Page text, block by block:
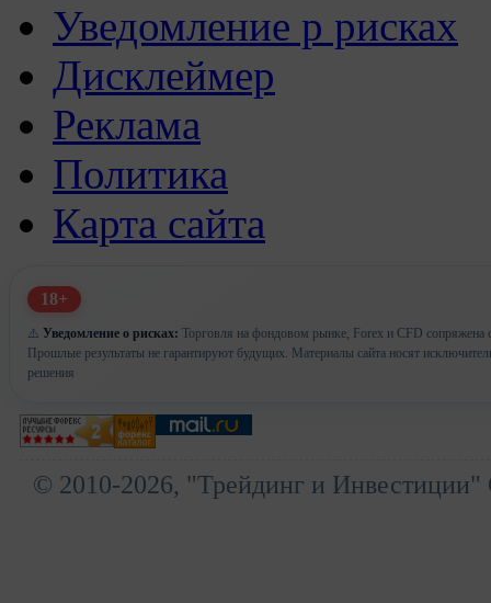
Уведомление р рисках
Дисклеймер
Реклама
Политика
Карта сайта
18+
⚠️ Уведомление о рисках: Торговля на фондовом рынке, Forex и CFD сопряжена
Прошлые результаты не гарантируют будущих. Материалы сайта носят
решения
© 2010-2026, "Трейдинг и Инвестиции"